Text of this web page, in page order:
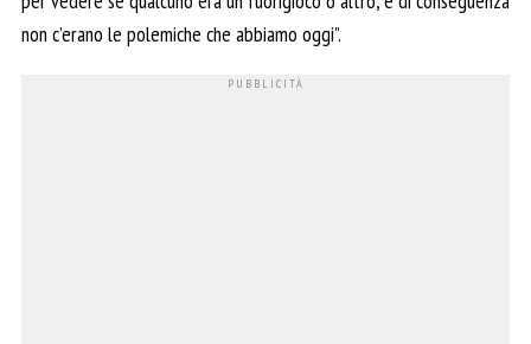
non c’erano le polemiche che abbiamo oggi”.